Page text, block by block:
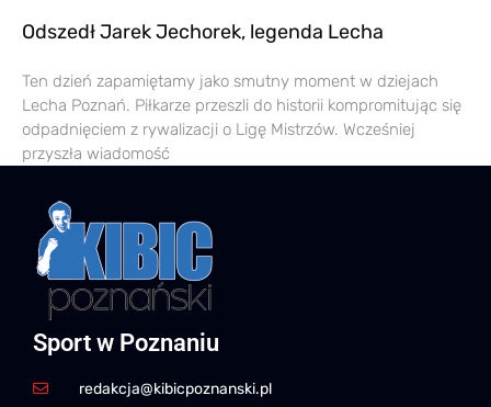
Odszedł Jarek Jechorek, legenda Lecha
Ten dzień zapamiętamy jako smutny moment w dziejach
Lecha Poznań. Piłkarze przeszli do historii kompromitując się
odpadnięciem z rywalizacji o Ligę Mistrzów. Wcześniej
przyszła wiadomość
Sport w Poznaniu
redakcja@kibicpoznanski.pl